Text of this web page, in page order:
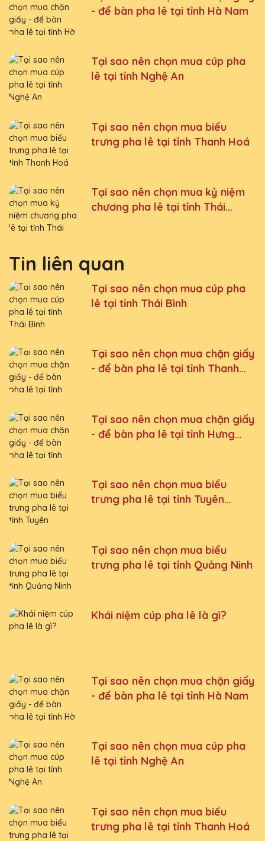
- để bàn pha lê tại tỉnh Hà Nam
Tại sao nên chọn mua cúp pha
lê tại tỉnh Nghệ An
Tại sao nên chọn mua biểu
trưng pha lê tại tỉnh Thanh Hoá
Tại sao nên chọn mua kỷ niệm
chương pha lê tại tỉnh Thái
Tin liên quan
Tại sao nên chọn mua cúp pha
lê tại tỉnh Thái Bình
Tại sao nên chọn mua chặn giấy
- để bàn pha lê tại tỉnh Thanh
Tại sao nên chọn mua chặn giấy
- để bàn pha lê tại tỉnh Hưng
Tại sao nên chọn mua biểu
trưng pha lê tại tỉnh Tuyên
Tại sao nên chọn mua biểu
trưng pha lê tại tỉnh Quảng Ninh
Khái niệm cúp pha lê là gì?
Tại sao nên chọn mua chặn giấy
- để bàn pha lê tại tỉnh Hà Nam
Tại sao nên chọn mua cúp pha
lê tại tỉnh Nghệ An
Tại sao nên chọn mua biểu
trưng pha lê tại tỉnh Thanh Hoá